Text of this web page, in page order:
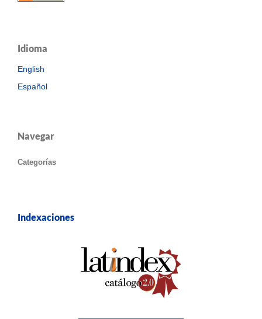
Idioma
English
Español
Navegar
Categorías
Indexaciones